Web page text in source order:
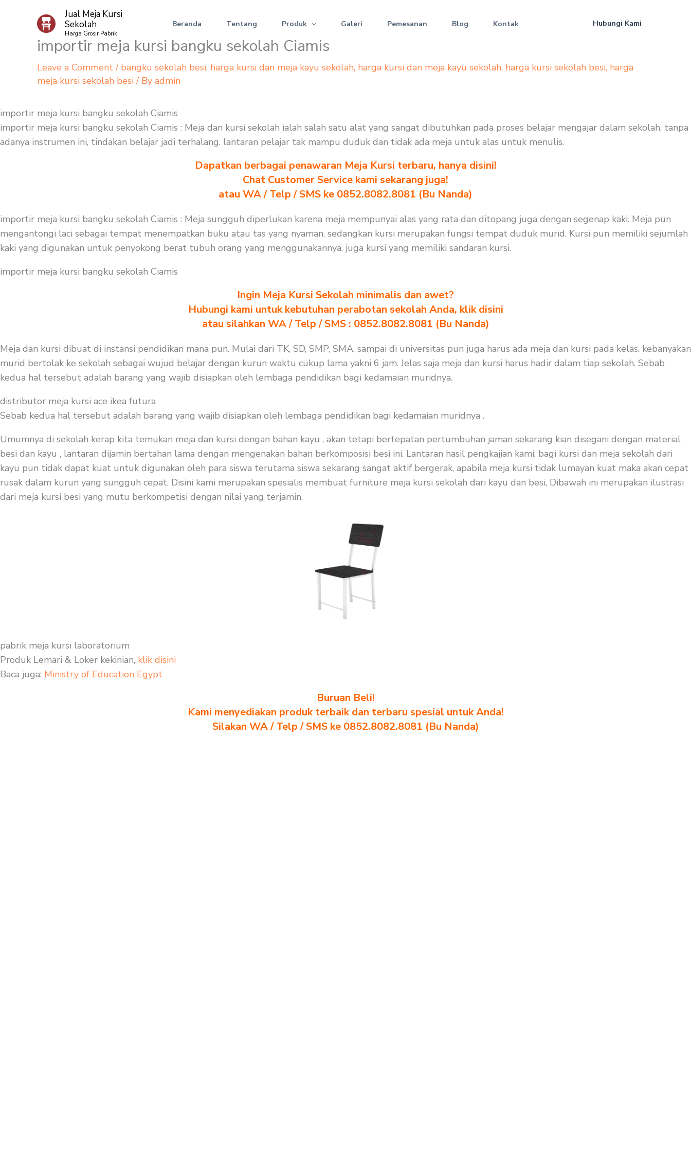
Jual Meja Kursi
Sekolah
Harga Grosir Pabrik
Beranda Tentang Produk Galeri Pemesanan Blog Kontak Hubungi Kami
importir meja kursi bangku sekolah Ciamis
Leave a Comment / bangku sekolah besi, harga kursi dan meja kayu sekolah, harga kursi dan meja kayu sekolah, harga kursi sekolah besi, harga
meja kursi sekolah besi/ By admin
importir meja kursi bangku sekolah Ciamis
importir meja kursi bangku sekolah Ciamis : Meja dan kursi sekolah ialah salah satu alat yang sangat dibutuhkan pada proses belajar mengajar dalam sekolah. tanpa
adanya instrumen ini, tindakan belajar jadi terhalang. lantaran pelajar tak mampu duduk dan tidak ada meja untuk alas untuk menulis.
Dapatkan berbagai penawaran Meja Kursi terbaru, hanya disini!
Chat Customer Service kami sekarang juga!
atau WA / Telp / SMS ke 0852.8082.8081 (Bu Nanda)
importir meja kursi bangku sekolah Ciamis : Meja sungguh diperlukan karena meja mempunyai alas yang rata dan ditopang juga dengan segenap kaki. Meja pun
mengantongi laci sebagai tempat menempatkan buku atau tas yang nyaman. sedangkan kursi merupakan fungsi tempat duduk murid. Kursi pun memiliki sejumlah
kaki yang digunakan untuk penyokong berat tubuh orang yang menggunakannya. juga kursi yang memiliki sandaran kursi.
importir meja kursi bangku sekolah Ciamis
Ingin Meja Kursi Sekolah minimalis dan awet?
Hubungi kami untuk kebutuhan perabotan sekolah Anda, klik disini
atau silahkan WA / Telp / SMS : 0852.8082.8081 (Bu Nanda)
Meja dan kursi dibuat di instansi pendidikan mana pun. Mulai dari TK, SD, SMP, SMA, sampai di universitas pun juga harus ada meja dan kursi pada kelas. kebanyakan
murid bertolak ke sekolah sebagai wujud belajar dengan kurun waktu cukup lama yakni 6 jam. Jelas saja meja dan kursi harus hadir dalam tiap sekolah. Sebab
kedua hal tersebut adalah barang yang wajib disiapkan oleh lembaga pendidikan bagi kedamaian muridnya.
distributor meja kursi ace ikea futura
Sebab kedua hal tersebut adalah barang yang wajib disiapkan oleh lembaga pendidikan bagi kedamaian muridnya .
Umumnya di sekolah kerap kita temukan meja dan kursi dengan bahan kayu , akan tetapi bertepatan pertumbuhan jaman sekarang kian disegani dengan material
besi dan kayu , lantaran dijamin bertahan lama dengan mengenakan bahan berkomposisi besi ini. Lantaran hasil pengkajian kami, bagi kursi dan meja sekolah dari
kayu pun tidak dapat kuat untuk digunakan oleh para siswa terutama siswa sekarang sangat aktif bergerak, apabila meja kursi tidak lumayan kuat maka akan cepat
rusak dalam kurun yang sungguh cepat. Disini kami merupakan spesialis membuat furniture meja kursi sekolah dari kayu dan besi, Dibawah ini merupakan ilustrasi
dari meja kursi besi yang mutu berkompetisi dengan nilai yang terjamin.
pabrik meja kursi laboratorium
Produk Lemari & Loker kekinian, klik disini
Baca juga: Ministry of Education Egypt
Buruan Beli!
Kami menyediakan produk terbaik dan terbaru spesial untuk Anda!
Silakan WA / Telp / SMS ke 0852.8082.8081 (Bu Nanda)